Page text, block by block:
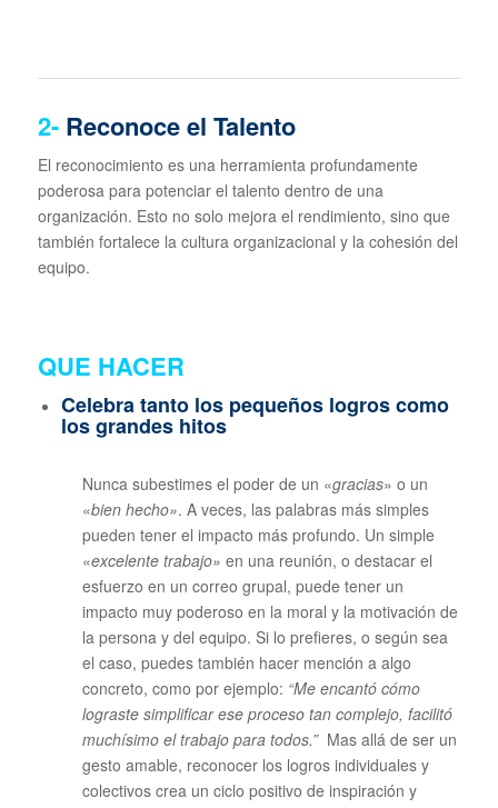
2- Reconoce el Talento
El reconocimiento es una herramienta profundamente
poderosa para potenciar el talento dentro de una
organización. Esto no solo mejora el rendimiento, sino que
también fortalece la cultura organizacional y la cohesión del
equipo.
QUE HACER
Celebra tanto los pequeños logros como
los grandes hitos
Nunca subestimes el poder de un «gracias» o un
«bien hecho». A veces, las palabras más simples
pueden tener el impacto más profundo. Un simple
«excelente trabajo» en una reunión, o destacar el
esfuerzo en un correo grupal, puede tener un
impacto muy poderoso en la moral y la motivación de
la persona y del equipo. Si lo prefieres, o según sea
el caso, puedes también hacer mención a algo
concreto, como por ejemplo: “Me encantó cómo
lograste simplificar ese proceso tan complejo, facilitó
muchísimo el trabajo para todos.” Mas allá de ser un
gesto amable, reconocer los logros individuales y
colectivos crea un ciclo positivo de inspiración y